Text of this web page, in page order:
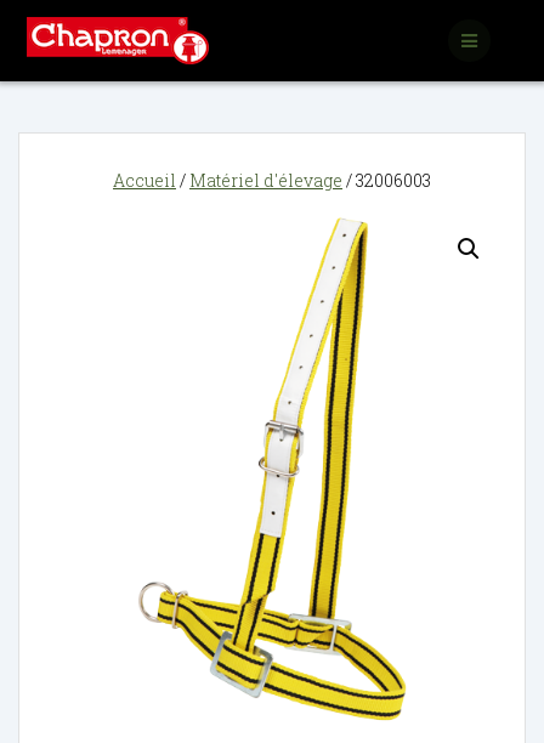
Accueil / Matériel d'élevage / 32006003